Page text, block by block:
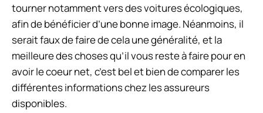
tourner notamment vers des voitures écologiques,
afin de bénéficier d’une bonne image. Néanmoins, il
serait faux de faire de cela une généralité, et la
meilleure des choses qu’il vous reste à faire pour en
avoir le coeur net, c’est bel et bien de comparer les
différentes informations chez les assureurs
disponibles.